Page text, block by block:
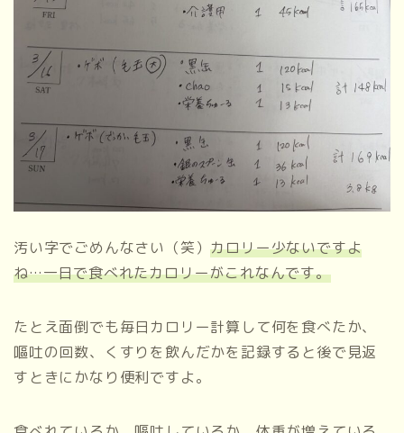
汚い字でごめんなさい（笑）カロリー少ないですよ
ね…一日で食べれたカロリーがこれなんです。
たとえ面倒でも毎日カロリー計算して何を食べたか、
嘔吐の回数、くすりを飲んだかを記録すると後で見返
すときにかなり便利ですよ。